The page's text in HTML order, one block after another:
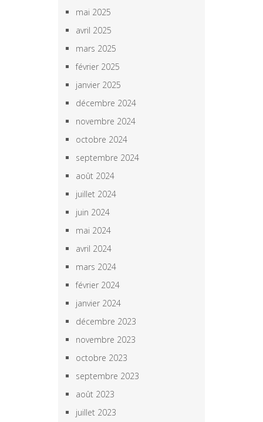
mai 2025
avril 2025
mars 2025
février 2025
janvier 2025
décembre 2024
novembre 2024
octobre 2024
septembre 2024
août 2024
juillet 2024
juin 2024
mai 2024
avril 2024
mars 2024
février 2024
janvier 2024
décembre 2023
novembre 2023
octobre 2023
septembre 2023
août 2023
juillet 2023